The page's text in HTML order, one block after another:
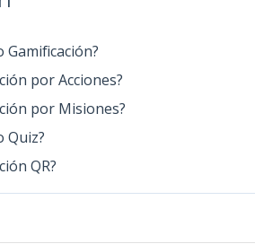
Gamificación?
por Acciones?
por Misiones?
Quiz?
QR?